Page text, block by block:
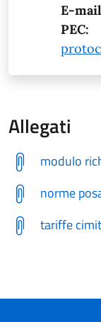
E-
PEC:
Allegati
modulo
norme
tariffe